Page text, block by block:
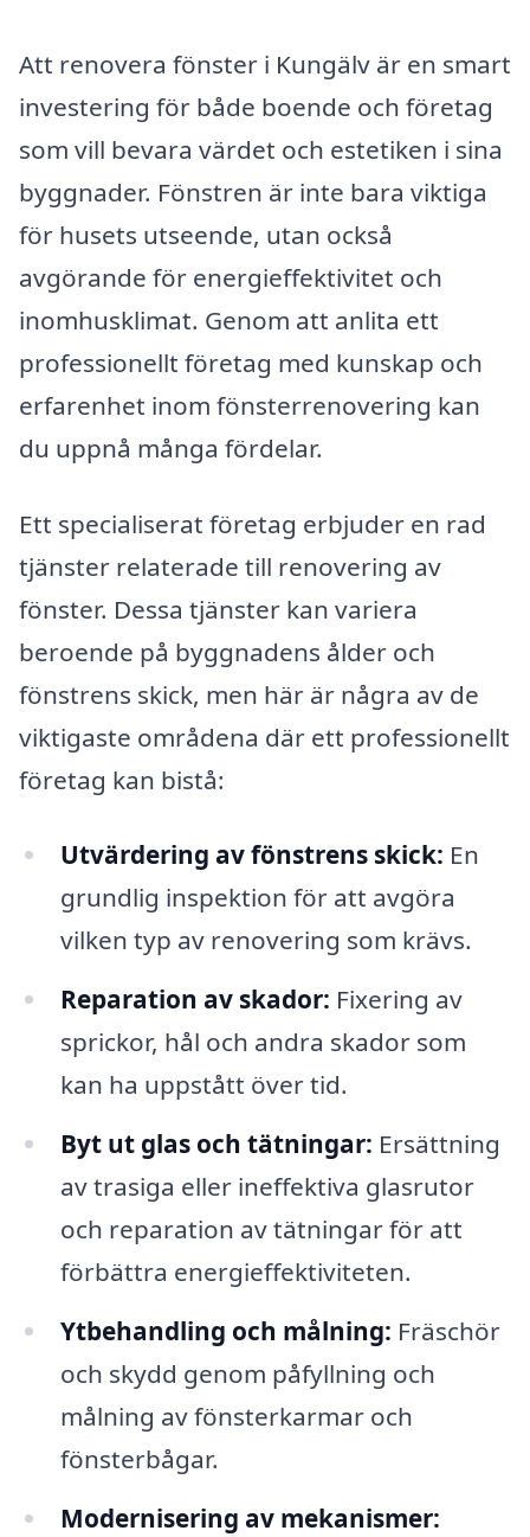
Att renovera fönster i Kungälv är en smart
investering för både boende och företag
som vill bevara värdet och estetiken i sina
byggnader. Fönstren är inte bara viktiga
för husets utseende, utan också
avgörande för energieffektivitet och
inomhusklimat. Genom att anlita ett
professionellt företag med kunskap och
erfarenhet inom fönsterrenovering kan
du uppnå många fördelar.
Ett specialiserat företag erbjuder en rad
tjänster relaterade till renovering av
fönster. Dessa tjänster kan variera
beroende på byggnadens ålder och
fönstrens skick, men här är några av de
viktigaste områdena där ett professionellt
företag kan bistå:
Utvärdering av fönstrens skick: En
grundlig inspektion för att avgöra
vilken typ av renovering som krävs.
Reparation av skador: Fixering av
sprickor, hål och andra skador som
kan ha uppstått över tid.
Byt ut glas och tätningar: Ersättning
av trasiga eller ineffektiva glasrutor
och reparation av tätningar för att
förbättra energieffektiviteten.
Ytbehandling och målning: Fräschör
och skydd genom påfyllning och
målning av fönsterkarmar och
fönsterbågar.
Modernisering av mekanismer: